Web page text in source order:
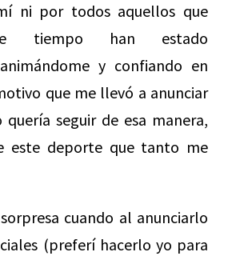
ni por todos aquellos que
tiempo han estado
y confiando en
que me llevó a anunciar
seguir de esa manera,
este deporte que tanto me
cuando al anunciarlo
(preferí hacerlo yo para